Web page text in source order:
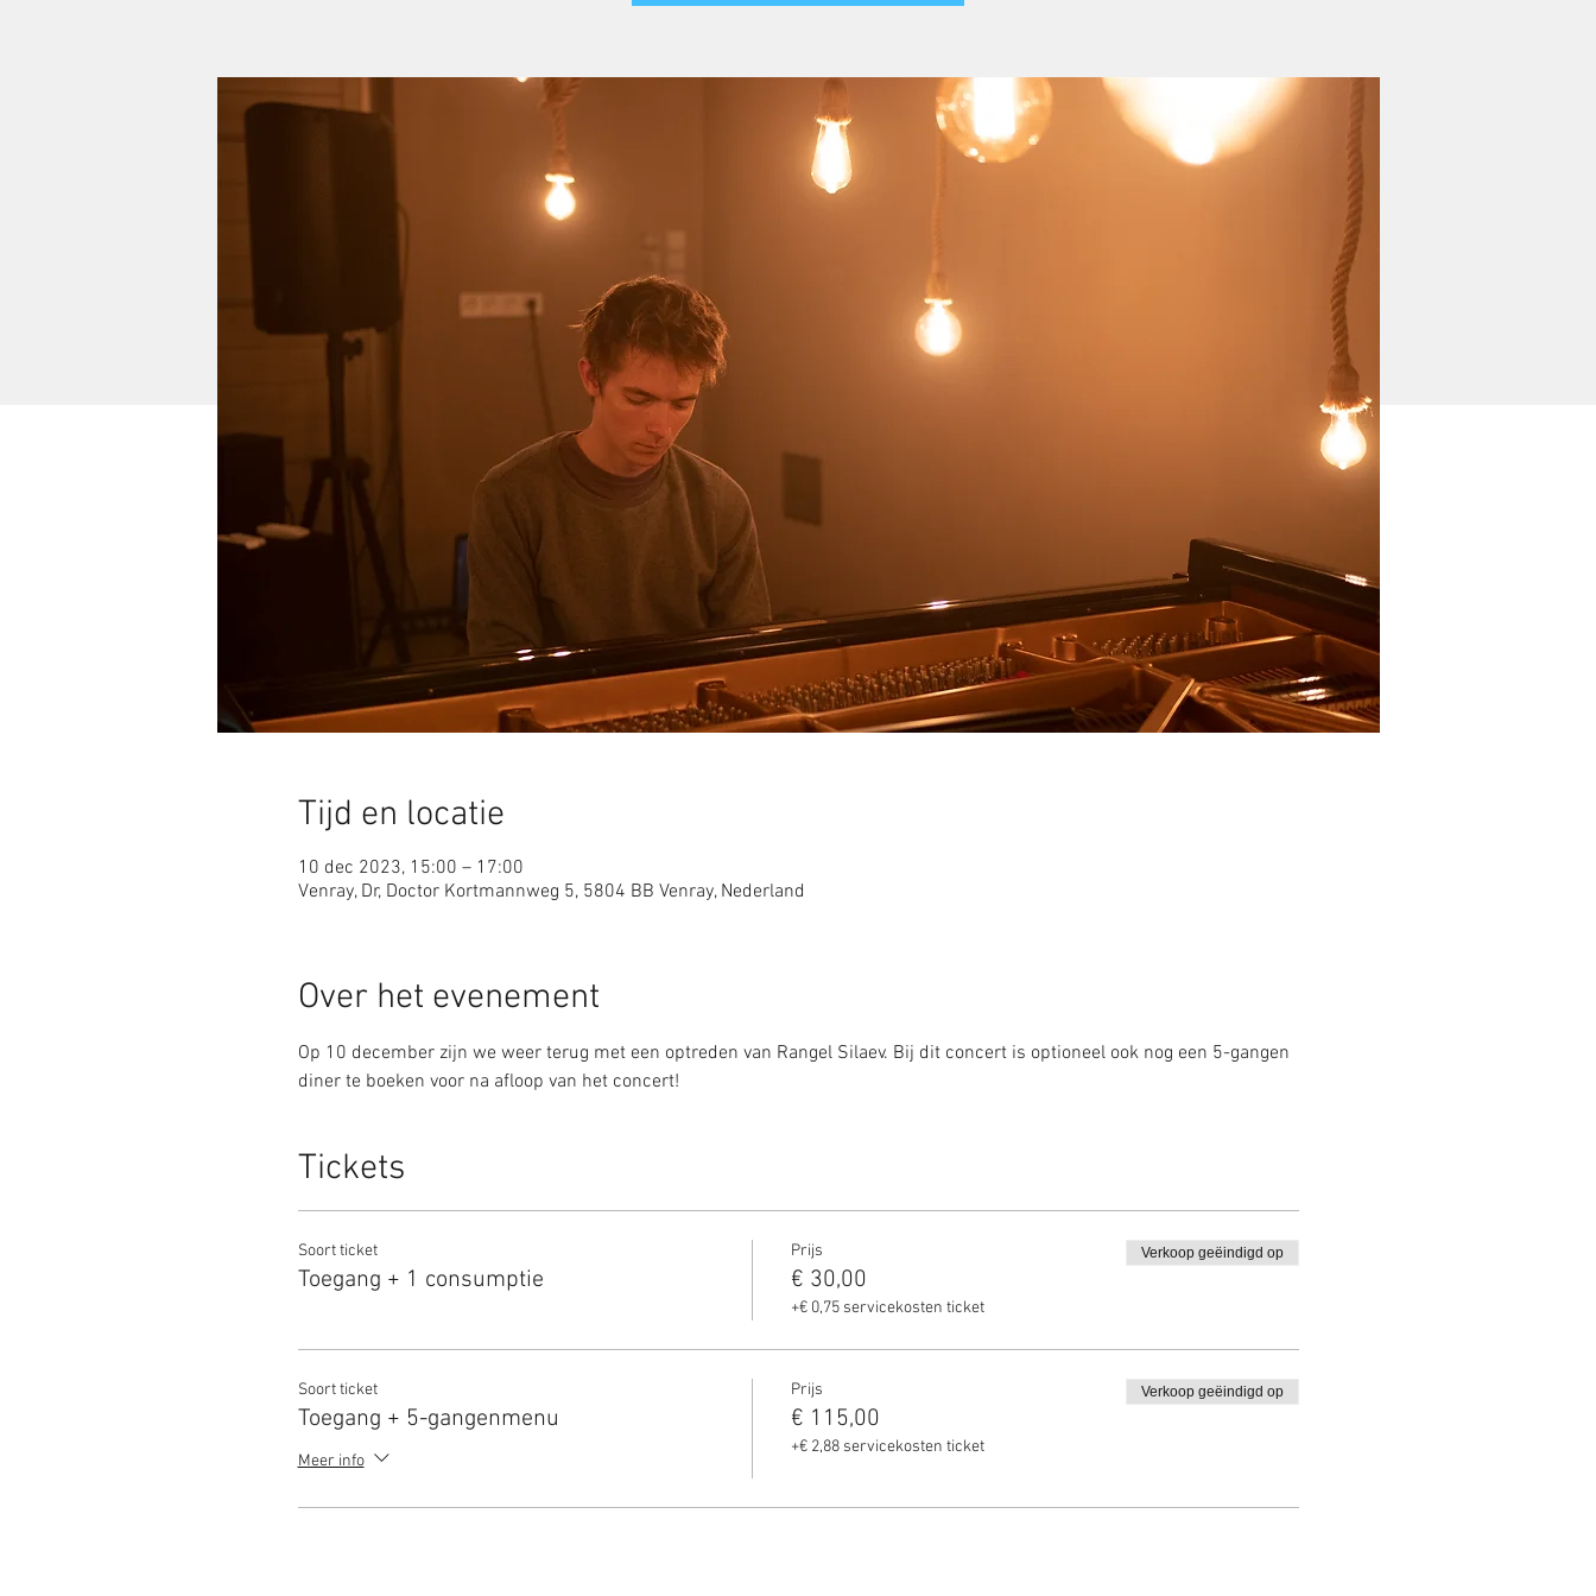
Tijd en locatie
10 dec 2023, 15:00 – 17:00
Venray, Dr, Doctor Kortmannweg 5, 5804 BB Venray, Nederland
Over het evenement
Op 10 december zijn we weer terug met een optreden van Rangel Silaev. Bij dit concert is optioneel ook nog een 5-gangen
diner te boeken voor na afloop van het concert!
Tickets
Soort ticket
Toegang + 1 consumptie
Prijs
€ 30,00
+€ 0,75 servicekosten ticket
Verkoop geëindigd op
Soort ticket
Toegang + 5-gangenmenu
Meer info
Prijs
€ 115,00
+€ 2,88 servicekosten ticket
Verkoop geëindigd op